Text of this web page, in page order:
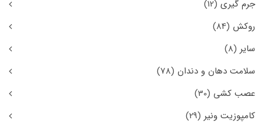
جرم گیری (12)
روکش (84)
سایر (8)
سلامت دهان و دندان (78)
عصب کشی (30)
کامپوزیت ونیر (29)